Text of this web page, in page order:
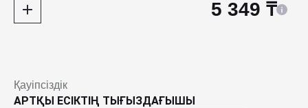
5 349 ₸
Қауіпсіздік
АРТҚЫ ЕСІКТІҢ ТЫҒЫЗДАҒЫШЫ